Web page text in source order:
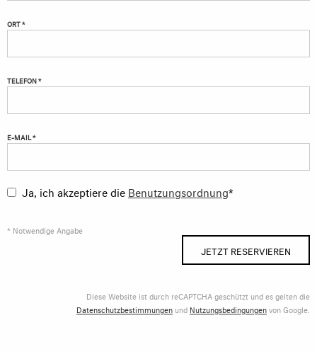
ORT *
TELEFON *
E-MAIL *
Ja, ich akzeptiere die Benutzungsordnung*
* Notwendige Angabe
JETZT RESERVIEREN
Diese Website ist durch reCAPTCHA geschützt und es gelten die
Datenschutzbestimmungen und Nutzungsbedingungenvon Google.